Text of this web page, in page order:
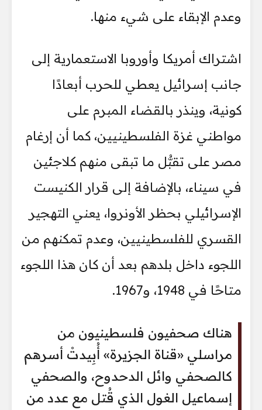
وعدم الإبقاء على شيء منها.
اشتراك أمريكا وأوروبا الاستعمارية إلى
جانب إسرائيل يعطي للحرب أبعادًا
كونية، وينذر بالقضاء المبرم على
مواطني غزة الفلسطينيين، كما أن إرغام
مصر على تقبُّل ما تبقى منهم كلاجئين
في سيناء، بالإضافة إلى قرار الكنيست
الإسرائيلي بحظر الأونروا، يعني التهجير
القسري للفلسطينيين، وعدم تمكنهم من
اللجوء داخل بلدهم بعد أن كان هذا اللجوء
متاحًا في 1948، و1967.
هناك صحفيون فلسطينيون من
مراسلي «قناة الجزيرة» أُبِيدتْ أسرهم
كالصحفي وائل الدحدوح، والصحفي
إسماعيل الغول الذي قُتل مع عدد من